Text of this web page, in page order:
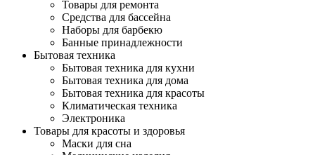
Товары для ремонта
Средства для бассейна
Наборы для барбекю
Банные принадлежности
Бытовая техника
Бытовая техника для кухни
Бытовая техника для дома
Бытовая техника для красоты
Климатическая техника
Электроника
Товары для красоты и здоровья
Маски для сна